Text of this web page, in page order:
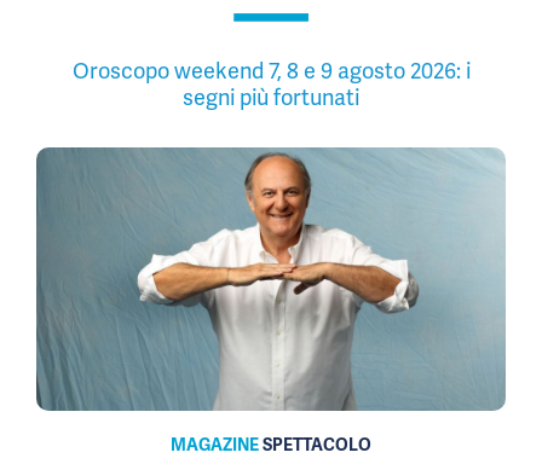
Oroscopo weekend 7, 8 e 9 agosto 2026: i
segni più fortunati
MAGAZINESPETTACOLO